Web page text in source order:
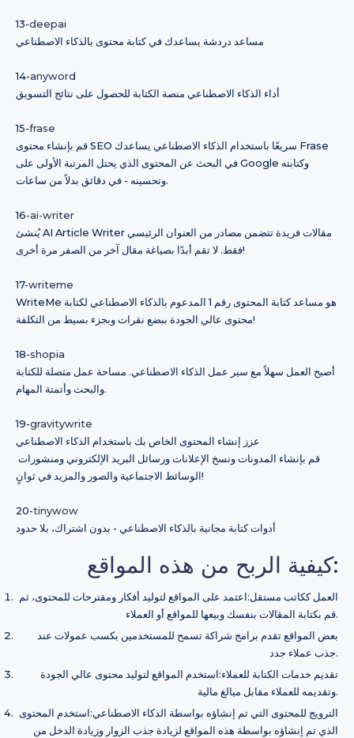
13-deepai
مساعد دردشة يساعدك في كتابة محتوى بالذكاء الاصطناعي
14-anyword
أداء الذكاء الاصطناعي منصة الكتابة للحصول على نتائج التسويق
15-frase
قم بإنشاء محتوى SEO سريعًا باستخدام الذكاء الاصطناعي يساعدك Frase
في البحث عن المحتوى الذي يحتل المرتبة الأولى على Google وكتابته
وتحسينه - في دقائق بدلاً من ساعات.
16-ai-writer
يُنشئ AI Article Writer مقالات فريدة تتضمن مصادر من العنوان الرئيسي
فقط. لا تقم أبدًا بصياغة مقال آخر من الصفر مرة أخرى!
17-writeme
WriteMe هو مساعد كتابة المحتوى رقم 1 المدعوم بالذكاء الاصطناعي لكتابة
محتوى عالي الجودة ببضع نقرات وبجزء بسيط من التكلفة!
18-shopia
أصبح العمل سهلاً مع سير عمل الذكاء الاصطناعي. مساحة عمل متصلة للكتابة
والبحث وأتمتة المهام.
19-gravitywrite
الوسائط الاجتماعية والصور والمزيد في ثوانٍ!
20-tinywow
أدوات كتابة مجانية بالذكاء الاصطناعي - بدون اشتراك، بلا حدود
كيفية الربح من هذه المواقع:
العمل ككاتب مستقل:اعتمد على المواقع لتوليد أفكار ومقترحات للمحتوى، ثم
قم بكتابة المقالات بنفسك وبيعها للمواقع أو العملاء.
بعض المواقع تقدم برامج شراكة تسمح للمستخدمين بكسب عمولات عند
جذب عملاء جدد.
تقديم خدمات الكتابة للعملاء:استخدم المواقع لتوليد محتوى عالي الجودة
وتقديمه للعملاء مقابل مبالغ مالية.
الترويج للمحتوى التي تم إنشاؤه بواسطة الذكاء الاصطناعي:استخدم المحتوى
الذي تم إنشاؤه بواسطة هذه المواقع لزيادة جذب الزوار وزيادة الدخل من